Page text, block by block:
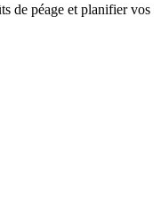
de péage et planifier vos